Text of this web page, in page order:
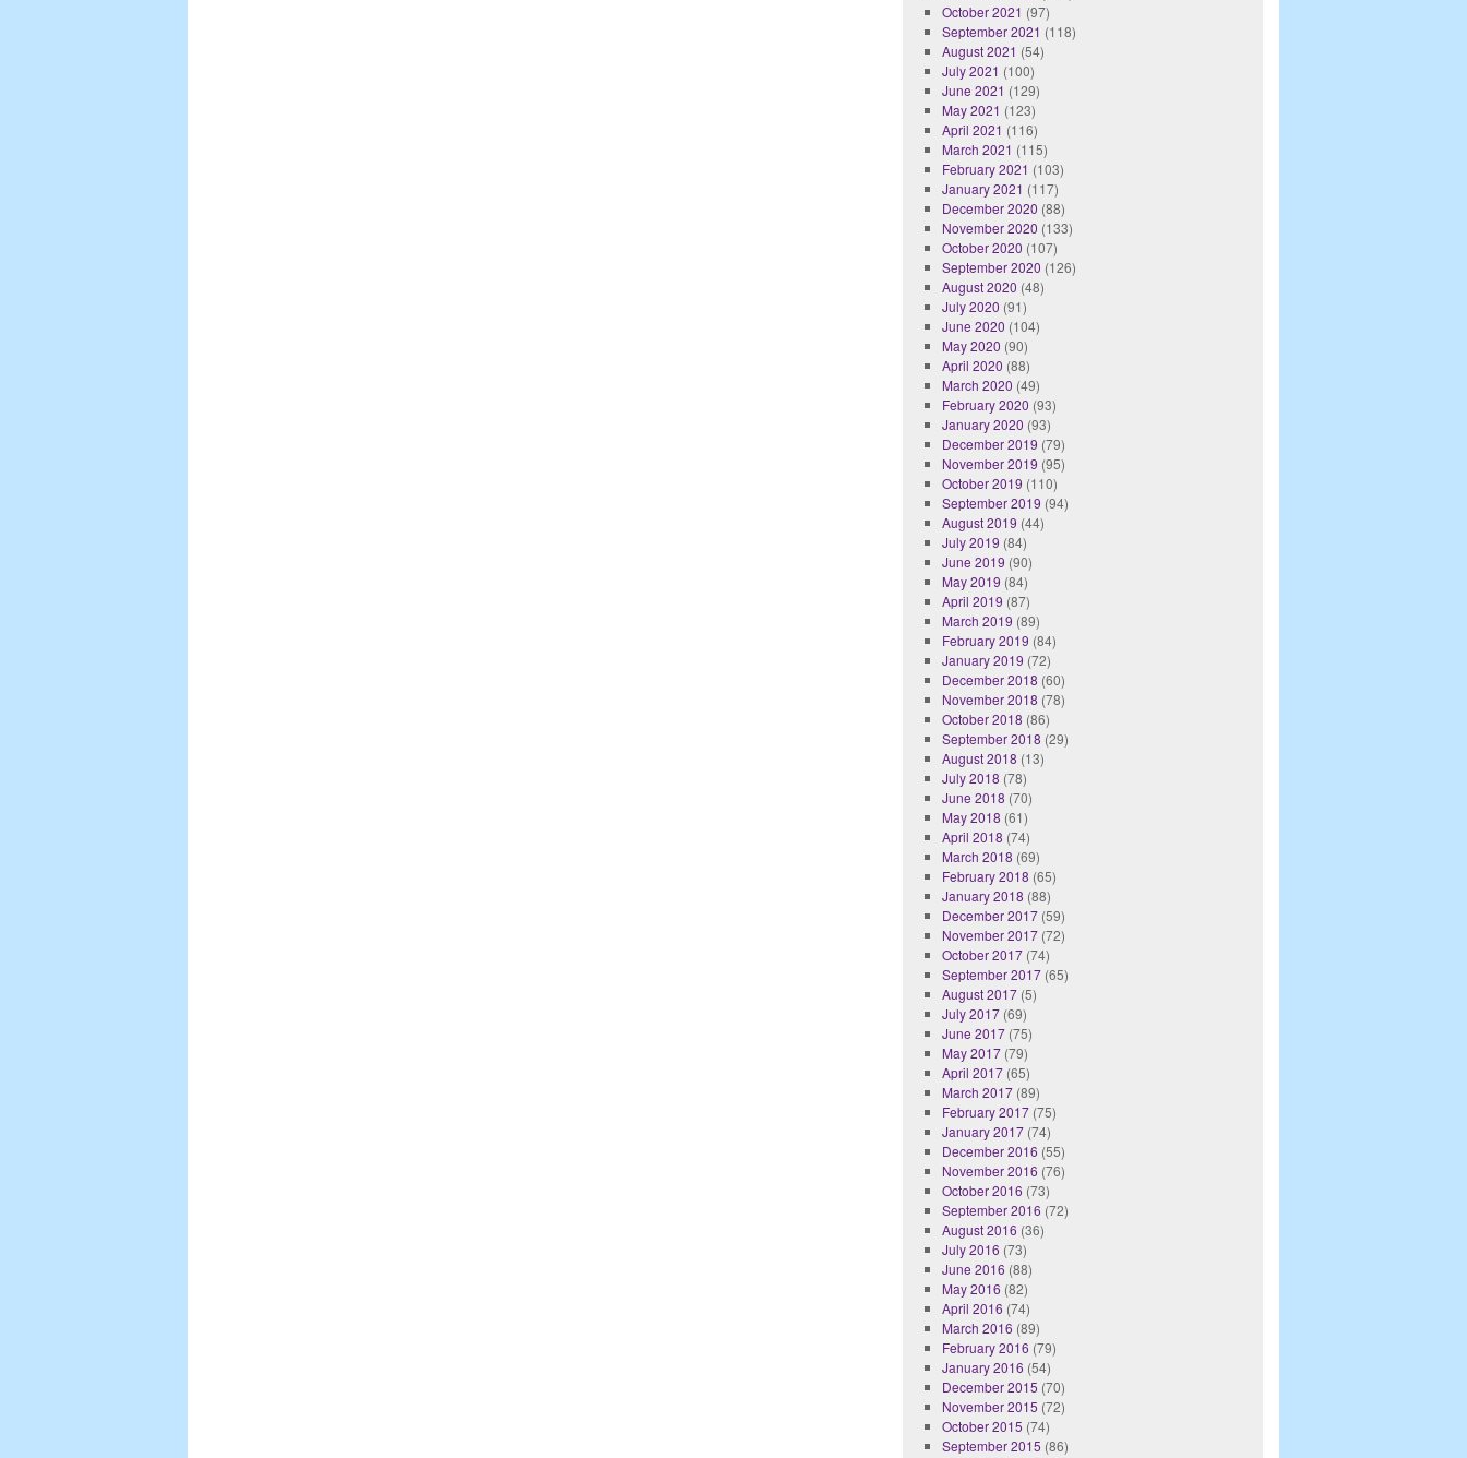
October 2021 (97)
September 2021 (118)
August 2021 (54)
July 2021 (100)
June 2021 (129)
May 2021 (123)
April 2021 (116)
March 2021 (115)
February 2021 (103)
January 2021 (117)
December 2020 (88)
November 2020 (133)
October 2020 (107)
September 2020 (126)
August 2020 (48)
July 2020 (91)
June 2020 (104)
May 2020 (90)
April 2020 (88)
March 2020 (49)
February 2020 (93)
January 2020 (93)
December 2019 (79)
November 2019 (95)
October 2019 (110)
September 2019 (94)
August 2019 (44)
July 2019 (84)
June 2019 (90)
May 2019 (84)
April 2019 (87)
March 2019 (89)
February 2019 (84)
January 2019 (72)
December 2018 (60)
November 2018 (78)
October 2018 (86)
September 2018 (29)
August 2018 (13)
July 2018 (78)
June 2018 (70)
May 2018 (61)
April 2018 (74)
March 2018 (69)
February 2018 (65)
January 2018 (88)
December 2017(59)
November 2017(72)
October 2017(74)
September 2017(65)
August 2017(5)
July 2017(69)
June 2017(75)
May 2017(79)
April 2017(65)
March 2017(89)
February 2017(75)
January 2017(74)
December 2016 (55)
November 2016 (76)
October 2016 (73)
September 2016 (72)
August 2016 (36)
July 2016 (73)
June 2016 (88)
May 2016 (82)
April 2016 (74)
March 2016 (89)
February 2016 (79)
January 2016 (54)
December 2015 (70)
November 2015 (72)
October 2015 (74)
September 2015 (86)